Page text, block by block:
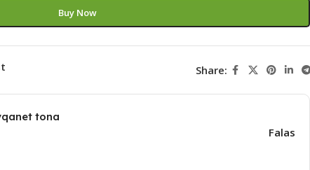
Buy Now
Share:
tona
Falas